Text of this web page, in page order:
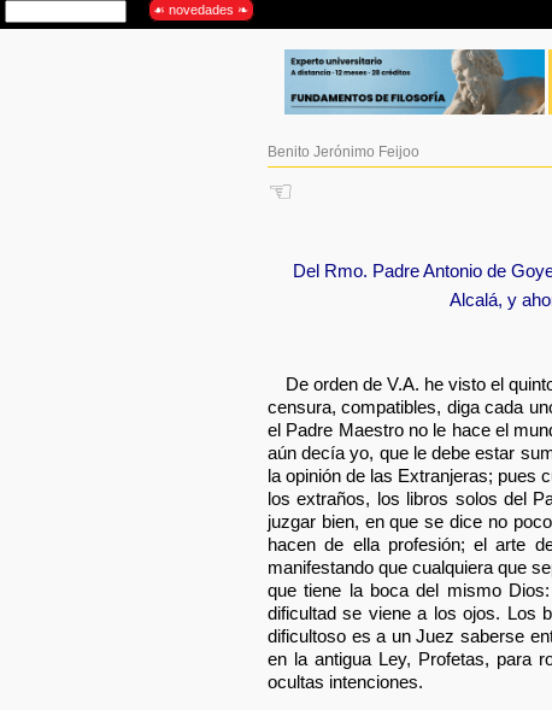
Benito Jerónimo Feijoo
☜
Del Rmo. Padre Antonio de
Alcalá, y
De orden de V.A. he visto el
censura, compatibles, diga cada
el Padre Maestro no le hace el
aún decía yo, que le debe estar
la opinión de las Extranjeras; pues
los extraños, los libros solos del
juzgar bien, en que se dice no
hacen de ella profesión; el arte
manifestando que cualquiera que
que tiene la boca del mismo
dificultad se viene a los ojos. Los
dificultoso es a un Juez saberse
en la antigua Ley, Profetas, para
ocultas intenciones.